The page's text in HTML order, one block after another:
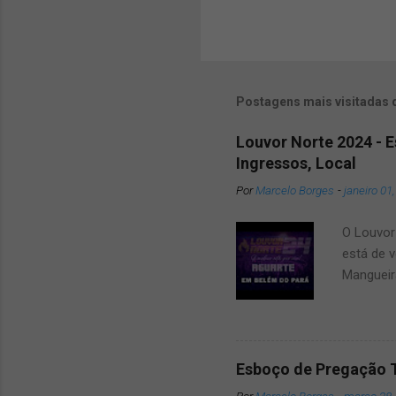
Postagens mais visitadas
Louvor Norte 2024 -
Ingressos, Local
PorMarcelo Borges -janeiro
O
está de
amigos
belém
Esboço de Pregação